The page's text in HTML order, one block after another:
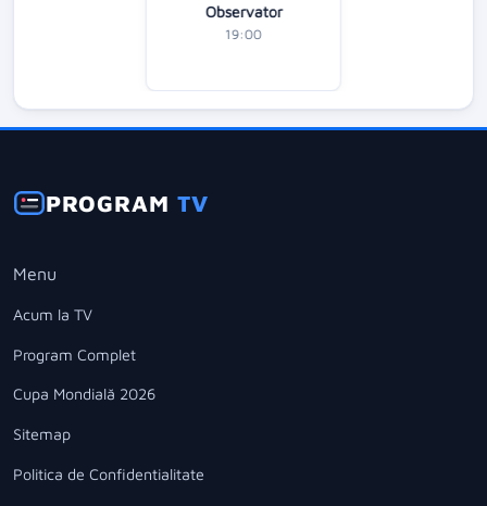
Observator
19:00
PROGRAMTV
Menu
Acum la TV
Program Complet
Cupa Mondială 2026
Sitemap
Politica de Confidentialitate